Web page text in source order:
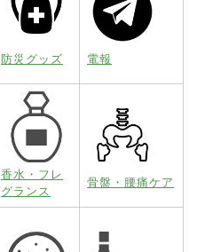
防災グッズ 電報
香水・フレ
グランス
骨盤・腰痛ケア